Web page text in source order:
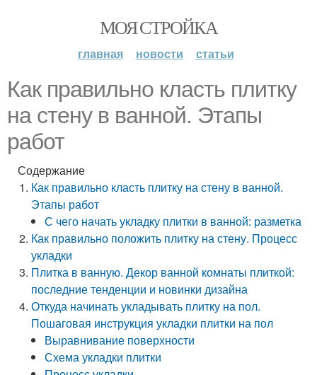
МОЯ СТРОЙКА
главная новости статьи
Как правильно класть плитку
на стену в ванной. Этапы
работ
Содержание
Как правильно класть плитку на стену в ванной.
Этапы работ
С чего начать укладку плитки в ванной: разметка
Как правильно положить плитку на стену. Процесс
укладки
Плитка в ванную. Декор ванной комнаты плиткой:
последние тенденции и новинки дизайна
Откуда начинать укладывать плитку на пол.
Пошаговая инструкция укладки плитки на пол
Выравнивание поверхности
Схема укладки плитки